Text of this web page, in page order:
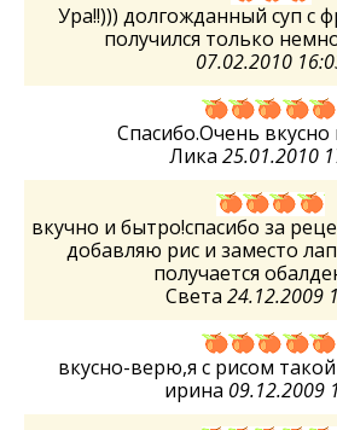
Ура!!))) долгожданный суп с
получился только
07.02.2010
Спасибо.Очень вкусно
Лика 25.01.2010
вкучно и бытро!спасибо за
добавляю рис и заместо
получается
Света 24.12.2009
вкусно-верю,я с рисом
ирина 09.12.2009